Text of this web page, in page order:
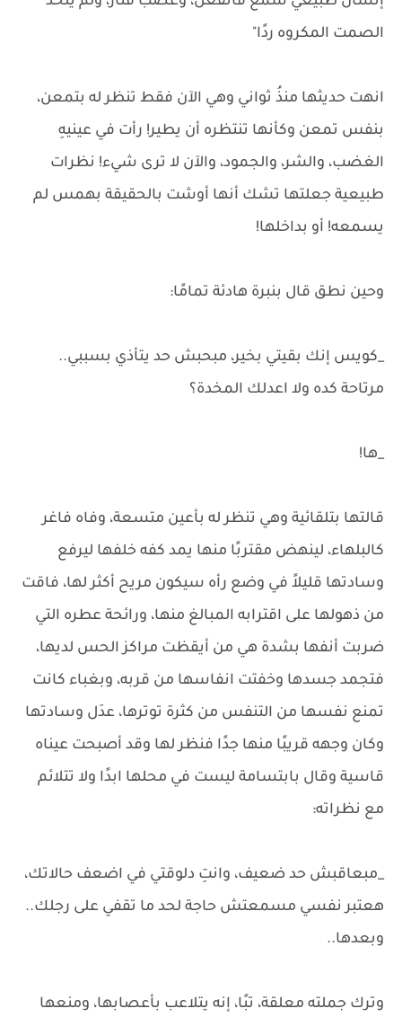
الصمت المكروه ردًا"
انهت حديثها منذُ ثواني وهي الآن فقط تنظر له بتمعن،
بنفس تمعن وكأنها تنتظره أن يطير! رأت في عينيهِ
الغضب، والشر، والجمود، والآن لا ترى شيء! نظرات
طبيعية جعلتها تشك أنها أوشت بالحقيقة بهمس لم
يسمعه! أو بداخلها!
وحين نطق قال بنبرة هادئة تمامًا:
_كويس إنك بقيتي بخير، مبحبش حد يتأذي بسببي..
مرتاحة كده ولا اعدلك المخدة؟
_ها!
قالتها بتلقائية وهي تنظر له بأعين متسعة، وفاه فاغر
كالبلهاء، لينهض مقتربًا منها يمد كفه خلفها ليرفع
وسادتها قليلاً في وضع رأه سيكون مريح أكثر لها، فاقت
من ذهولها على اقترابه المبالغ منها، ورائحة عطره التي
ضربت أنفها بشدة هي من أيقظت مراكز الحس لديها،
فتجمد جسدها وخفتت انفاسها من قربه، وبغباء كانت
تمنع نفسها من التنفس من كثرة توترها، عدَل وسادتها
وكان وجهه قريبًا منها جدًا فنظر لها وقد أصبحت عيناه
قاسية وقال بابتسامة ليست في محلها ابدًا ولا تتلائم
مع نظراته:
_مبعاقبش حد ضعيف، وانتِ دلوقتي في اضعف حالاتك،
هعتبر نفسي مسمعتش حاجة لحد ما تقفي على رجلك..
وبعدها..
وترك جملته معلقة، تبًا، إنه يتلاعب بأعصابها، ومنعها